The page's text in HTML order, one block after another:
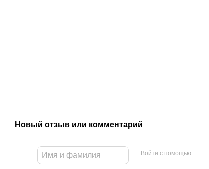
Новый отзыв или комментарий
Войти с помощью